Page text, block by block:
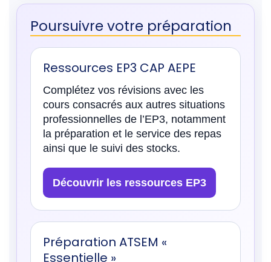
Poursuivre votre préparation
Ressources EP3 CAP AEPE
Complétez vos révisions avec les
cours consacrés aux autres situations
professionnelles de l’EP3, notamment
la préparation et le service des repas
ainsi que le suivi des stocks.
Découvrir les ressources EP3
Préparation ATSEM «
Essentielle »